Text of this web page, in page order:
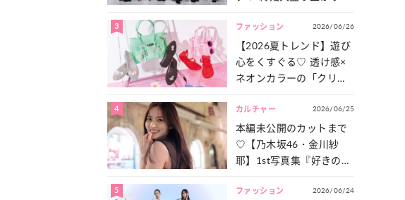
一気見せ！
3 ファッション 2026/06/26
【2026夏トレンド】遊び
心をくすぐる♡ 透け感×
ネオンカラーの「クリア
4 カルチャー 2026/06/25
本編未公開のカットまで
♡【乃木坂46・金川紗
耶】1st写真集『好きのグ
たっぷりとお届け！
5 ファッション 2026/06/24